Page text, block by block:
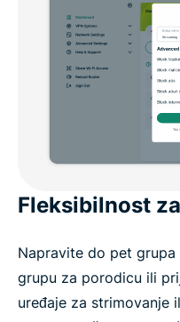
Fleksibilnost
Napravite do pet grupa
grupu za porodicu ili
uređaje za strimovanje